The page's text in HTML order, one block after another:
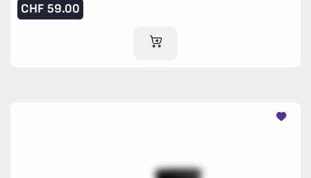
CHF 59.00
IM WARENKORB